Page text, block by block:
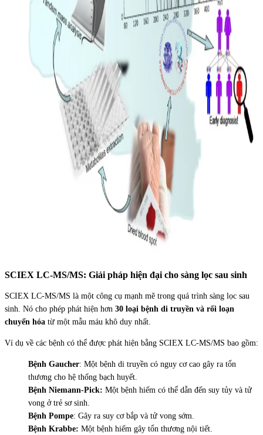
SCIEX LC-MS/MS: Giải pháp hiện đại cho sàng lọc sau sinh
SCIEX LC-MS/MS là một công cụ mạnh mẽ trong quá trình sàng lọc sau
sinh. Nó cho phép phát hiện hơn 30 loại bệnh di truyền và rối loạn
chuyển hóa từ một mẫu máu khô duy nhất.
Ví dụ về các bệnh có thể được phát hiện bằng SCIEX LC-MS/MS bao gồm:
Bệnh Gaucher: Một bệnh di truyền có nguy cơ cao gây ra tổn
thương cho hệ thống bạch huyết.
Bệnh Niemann-Pick: Một bệnh hiếm có thể dẫn đến suy tủy và tử
vong ở trẻ sơ sinh.
Bệnh Pompe: Gây ra suy cơ bắp và tử vong sớm.
Bệnh Krabbe: Một bệnh hiếm gây tổn thương nội tiết.